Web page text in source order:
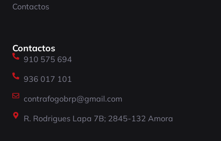
Contactos
Contactos
910 575 694
936 017 101
contrafogobrp@gmail.com
R. Rodrigues Lapa 7B; 2845-132 Amora